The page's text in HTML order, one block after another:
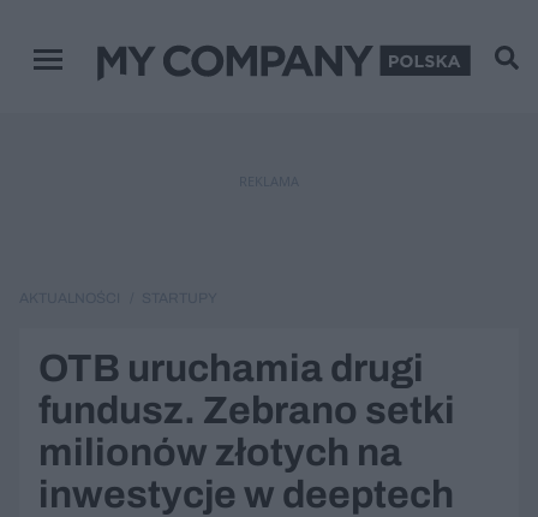
Menu główne
OTB uruchamia drugi
fundusz. Zebrano setki
milionów złotych na
inwestycje w deeptech